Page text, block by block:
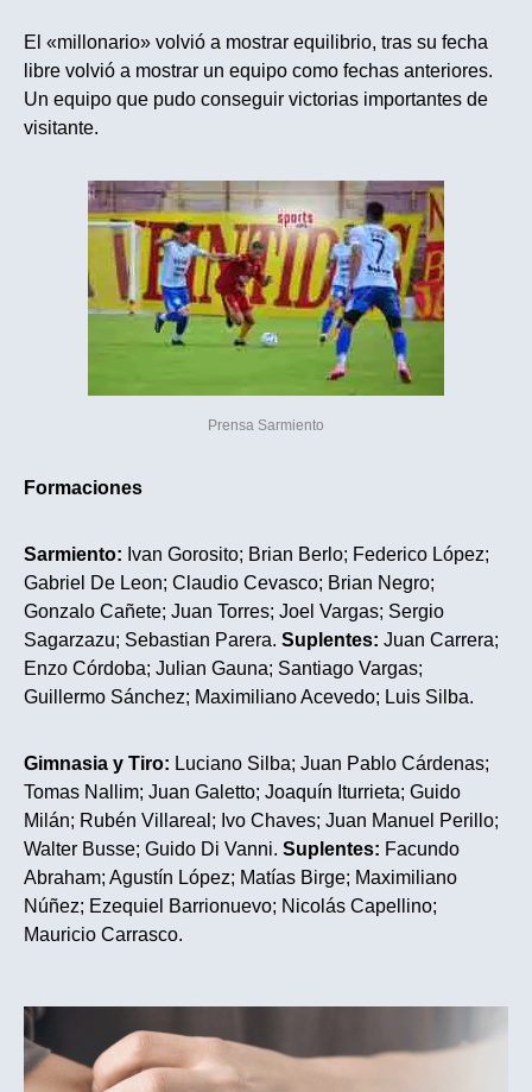
El «millonario» volvió a mostrar equilibrio, tras su fecha
libre volvió a mostrar un equipo como fechas anteriores.
Un equipo que pudo conseguir victorias importantes de
visitante.
Prensa Sarmiento
Formaciones
Sarmiento: Ivan Gorosito; Brian Berlo; Federico López;
Gabriel De Leon; Claudio Cevasco; Brian Negro;
Gonzalo Cañete; Juan Torres; Joel Vargas; Sergio
Sagarzazu; Sebastian Parera. Suplentes: Juan Carrera;
Enzo Córdoba; Julian Gauna; Santiago Vargas;
Guillermo Sánchez; Maximiliano Acevedo; Luis Silba.
Gimnasia y Tiro: Luciano Silba; Juan Pablo Cárdenas;
Tomas Nallim; Juan Galetto; Joaquín Iturrieta; Guido
Milán; Rubén Villareal; Ivo Chaves; Juan Manuel Perillo;
Walter Busse; Guido Di Vanni. Suplentes: Facundo
Abraham; Agustín López; Matías Birge; Maximiliano
Núñez; Ezequiel Barrionuevo; Nicolás Capellino;
Mauricio Carrasco.